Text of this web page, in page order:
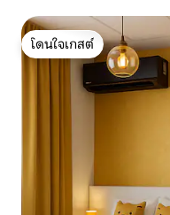
โดนใจเกสต์
โดนใจเกสต์